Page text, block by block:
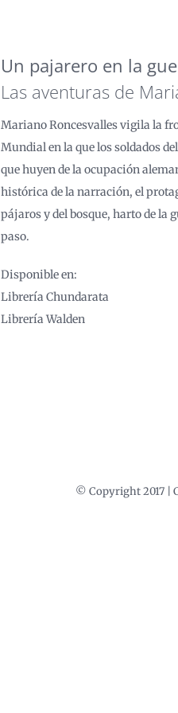
Un pajarero en la
Las aventuras de
Mariano Roncesvalles vigila la
Mundial en la que los soldados
que huyen de la ocupación
histórica de la narración, el
pájaros y del bosque, harto de la
paso.
Disponible en:
Librería Chundarata
Librería Walden
© Copyright 2017 |